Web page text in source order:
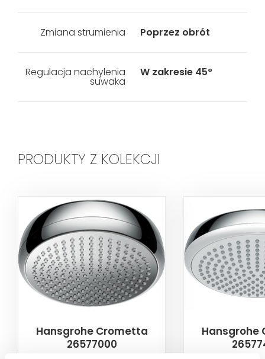
Zmiana strumienia Poprzez obrót
Regulacja nachylenia
suwaka
W zakresie 45°
PRODUKTY Z KOLEKCJI
Hansgrohe Crometta
26577000
Hansgrohe